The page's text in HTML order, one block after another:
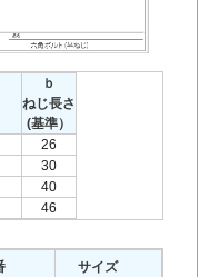
ｂ
ねじ長さ
(基準）
26
30
40
46
サイズ